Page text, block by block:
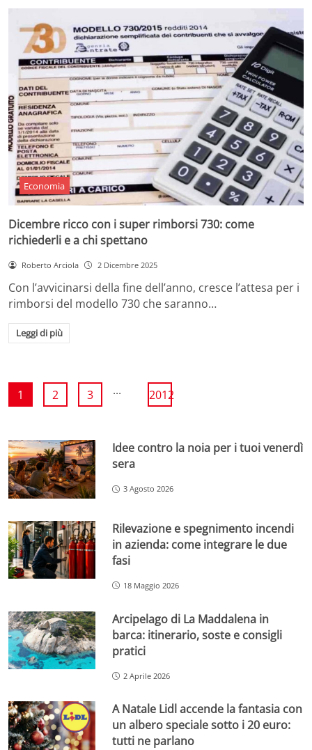
Economia
Dicembre ricco con i super rimborsi 730: come
richiederli e a chi spettano
Roberto Arciola 2 Dicembre 2025
Con l’avvicinarsi della fine dell’anno, cresce l’attesa per i
rimborsi del modello 730 che saranno…
Leggi di più
1 2 3 ... 2012
Idee contro la noia per i tuoi venerdì
sera
3 Agosto 2026
Rilevazione e spegnimento incendi
in azienda: come integrare le due
fasi
18 Maggio 2026
Arcipelago di La Maddalena in
barca: itinerario, soste e consigli
pratici
2 Aprile 2026
A Natale Lidl accende la fantasia con
un albero speciale sotto i 20 euro:
tutti ne parlano